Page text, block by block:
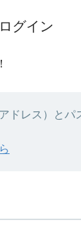
ログイン
ドレス）とパ